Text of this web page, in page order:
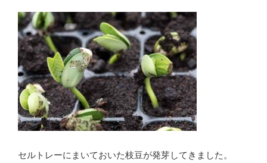
セルトレーにまいておいた枝豆が発芽してきました。